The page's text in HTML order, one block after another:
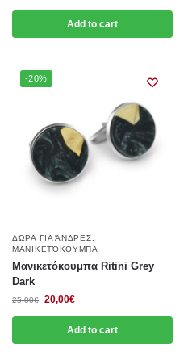
Add to cart
-20%
ΔΏΡΑ ΓΙΑ ΆΝΔΡΕΣ
ΜΑΝΙΚΕΤΌΚΟΥΜΠΑ
Μανικετόκουμπα Ritini Grey
Dark
25,00€ 20,00€
Add to cart